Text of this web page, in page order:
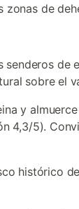
zonas de
de
sobre el
y
4,3/5).
histórico